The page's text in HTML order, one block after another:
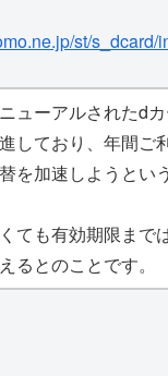
st/s_dcard/
ューアルされたd
しており、年間ご
を加速しようとい
ても有効期限まで
るとのことです。